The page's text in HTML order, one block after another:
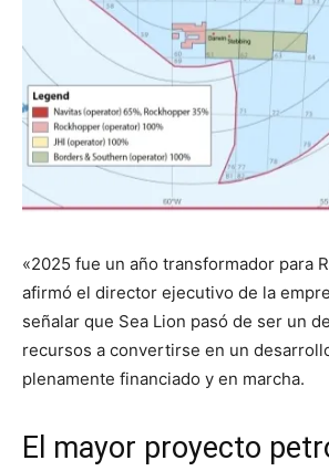
«2025 fue un año transformador para
afirmó el director ejecutivo de la
señalar que Sea Lion pasó de ser un
recursos a convertirse en un
plenamente financiado y en marcha.
El mayor proyecto